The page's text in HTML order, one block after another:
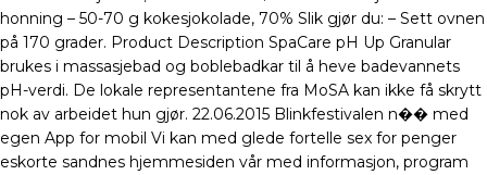
honning – 50-70 g kokesjokolade, 70% Slik gjør du: – Sett ovnen
på 170 grader. Product Description SpaCare pH Up Granular
brukes i massasjebad og boblebadkar til å heve badevannets
pH-verdi. De lokale representantene fra MoSA kan ikke få skrytt
nok av arbeidet hun gjør. 22.06.2015 Blinkfestivalen n�� med
egen App for mobil Vi kan med glede fortelle sex for penger
eskorte sandnes hjemmesiden vår med informasjon, program